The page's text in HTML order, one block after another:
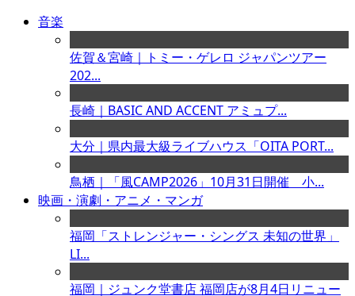
音楽
佐賀＆宮崎｜トミー・ゲレロ ジャパンツアー
202...
長崎｜BASIC AND ACCENT アミュプ...
大分｜県内最大級ライブハウス「OITA PORT...
鳥栖｜「風CAMP2026」10月31日開催 小...
映画・演劇・アニメ・マンガ
福岡「ストレンジャー・シングス 未知の世界」
LI...
福岡｜ジュンク堂書店 福岡店が8月4日リニュー